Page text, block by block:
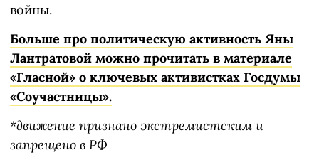
войны.
Больше про политическую активность Яны
Лантратовой можно прочитать в материале
«Гласной» о ключевых активистках Госдумы
«Соучастницы».
*движение признано экстремистским и
запрещено в РФ